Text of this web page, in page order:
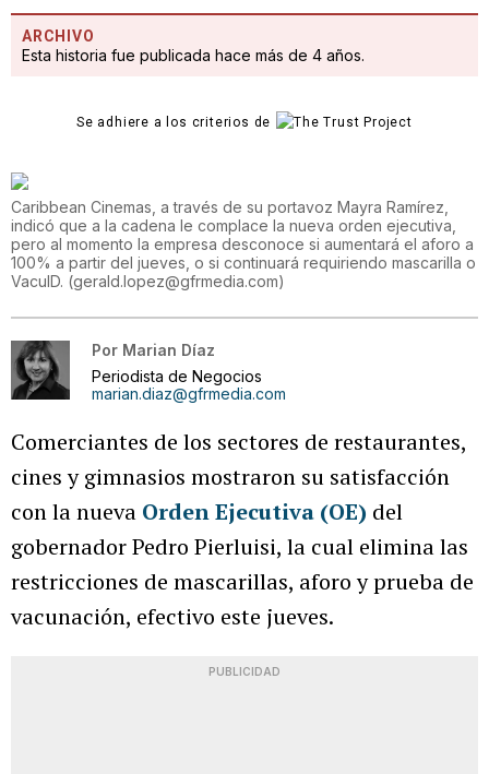
ARCHIVO
Esta historia fue publicada hace más de 4 años.
Se adhiere a los criterios de
Caribbean Cinemas, a través de su portavoz Mayra Ramírez,
indicó que a la cadena le complace la nueva orden ejecutiva,
pero al momento la empresa desconoce si aumentará el aforo a
100% a partir del jueves, o si continuará requiriendo mascarilla o
VacuID. (gerald.lopez@gfrmedia.com)
Por Marian Díaz
Periodista de Negocios
marian.diaz@gfrmedia.com
Comerciantes de los sectores de restaurantes,
cines y gimnasios mostraron su satisfacción
con la nueva Orden Ejecutiva (OE) del
gobernador Pedro Pierluisi, la cual elimina las
restricciones de mascarillas, aforo y prueba de
vacunación, efectivo este jueves.
PUBLICIDAD